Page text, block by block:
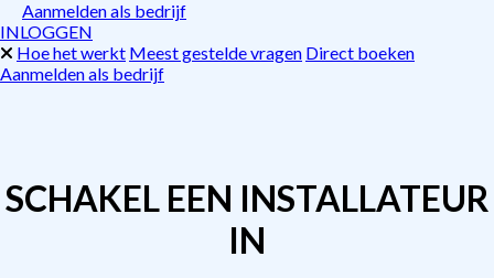
Aanmelden als bedrijf
INLOGGEN
Hoe het werkt Meest gestelde vragen Direct boeken
Aanmelden als bedrijf
SCHAKEL EEN INSTALLATEUR
IN